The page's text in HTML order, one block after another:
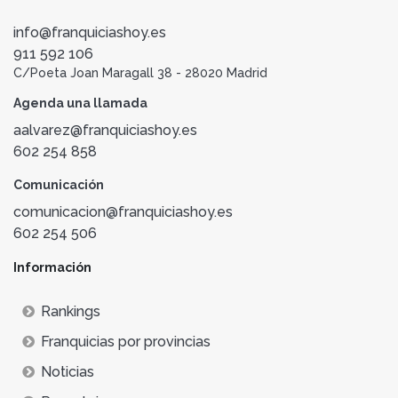
info@franquiciashoy.es
911 592 106
C/Poeta Joan Maragall 38 - 28020 Madrid
Agenda una llamada
aalvarez@franquiciashoy.es
602 254 858
Comunicación
comunicacion@franquiciashoy.es
602 254 506
Información
Rankings
Franquicias por provincias
Noticias